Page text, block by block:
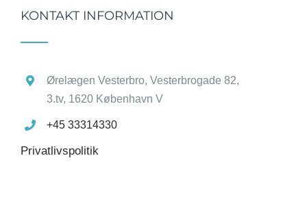
KONTAKT INFORMATION
Ørelægen Vesterbro, Vesterbrogade 82,
3.tv, 1620 København V
+45 33314330
Privatlivspolitik